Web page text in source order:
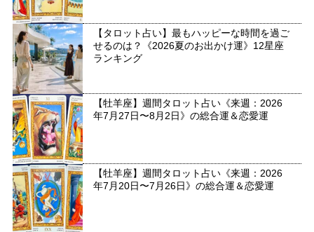
【タロット占い】最もハッピーな時間を過ご
せるのは？《2026夏のお出かけ運》12星座
ランキング
【牡羊座】週間タロット占い《来週：2026
年7月27日〜8月2日》の総合運＆恋愛運
【牡羊座】週間タロット占い《来週：2026
年7月20日〜7月26日》の総合運＆恋愛運